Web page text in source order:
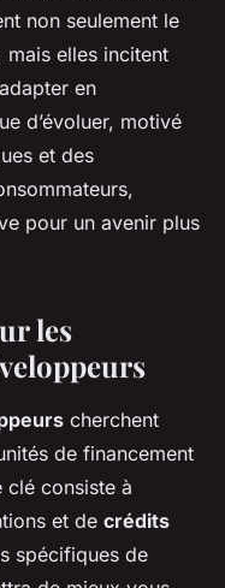
non seulement le
mais elles incitent
en
d’évoluer, motivé
et des
pour un avenir plus
les
cherchent
de financement
clé consiste à
et de crédits
spécifiques de